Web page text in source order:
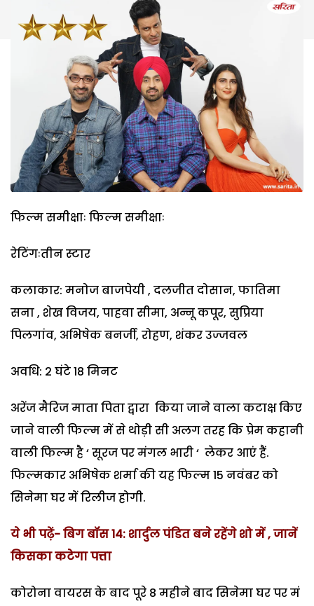
फिल्म समीक्षाः फिल्म समीक्षाः
रेटिंगःतीन स्टार
कलाकार: मनोज बाजपेयी , दलजीत दोसान, फातिमा
सना , शेख विजय, पाहवा सीमा, अन्नू कपूर, सुप्रिया
पिलगांव, अभिषेक बनर्जी, रोहण, शंकर उज्जवल
अवधि: 2 घंटे 18 मिनट
अरेंज मैरिज माता पिता द्वारा किया जाने वाला कटाक्ष किए
जाने वाली फिल्म में से थोड़ी सी अलग तरह कि प्रेम कहानी
वाली फिल्म है ‘ सूरज पर मंगल भारी ‘ लेकर आएं हैं.
फिल्मकार अभिषेक शर्मा की यह फिल्म 15 नवंबर को
सिनेमा घर में रिलीज होगी.
ये भी पढ़ें- बिग बॉस 14: शार्दुल पंडित बने रहेंगे शो में , जानें
किसका कटेगा पत्ता
कोरोना वायरस के बाद पूरे 8 महीने बाद सिनेमा घर पर मं